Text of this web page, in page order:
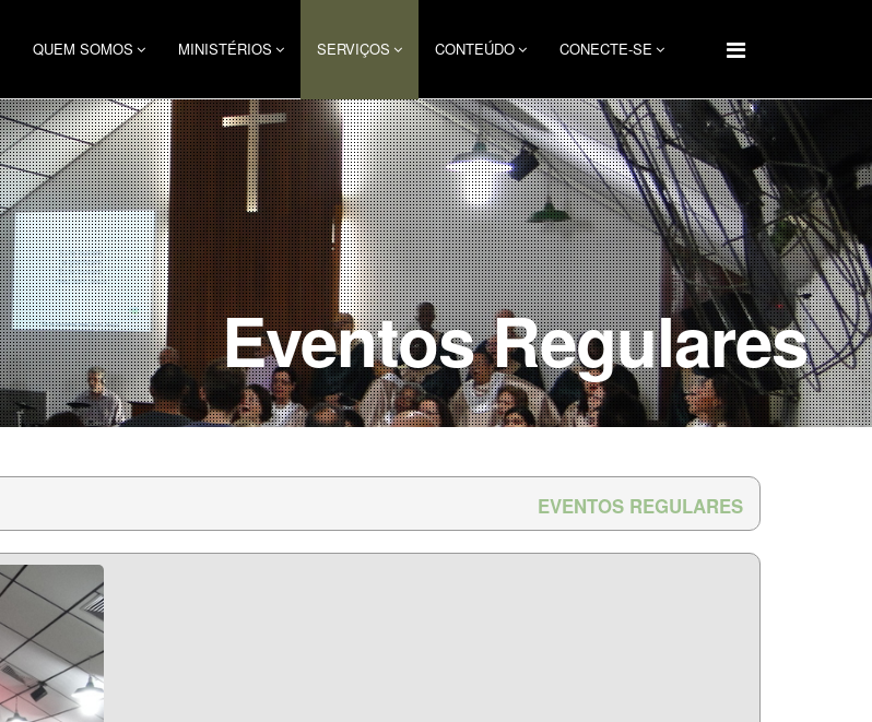
QUEM SOMOS MINISTÉRIOS SERVIÇOS CONTEÚDO CONECTE-SE
Eventos Regulares
EVENTOS REGULARES